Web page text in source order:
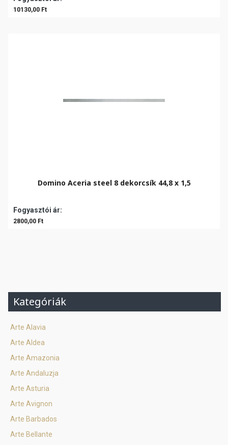
10130,00 Ft
Domino Aceria steel 8 dekorcsík 44,8 x 1,5
Fogyasztói ár:
2800,00 Ft
Kategóriák
Arte Alavia
Arte Aldea
Arte Amazonia
Arte Andaluzja
Arte Asturia
Arte Avignon
Arte Barbados
Arte Bellante